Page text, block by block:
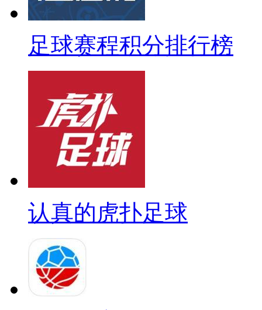
足球赛程积分排行榜
认真的虎扑足球